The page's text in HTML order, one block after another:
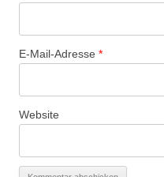
E-Mail-Adresse *
Website